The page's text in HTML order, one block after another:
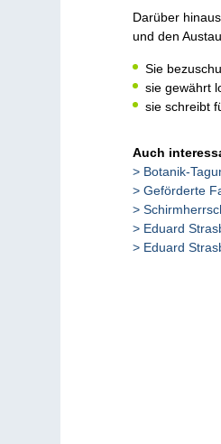
Darüber
und den
Sie
sie gewährt
sie schreibt
Auch
Botanik-
Geförderte
Eduard
Eduard